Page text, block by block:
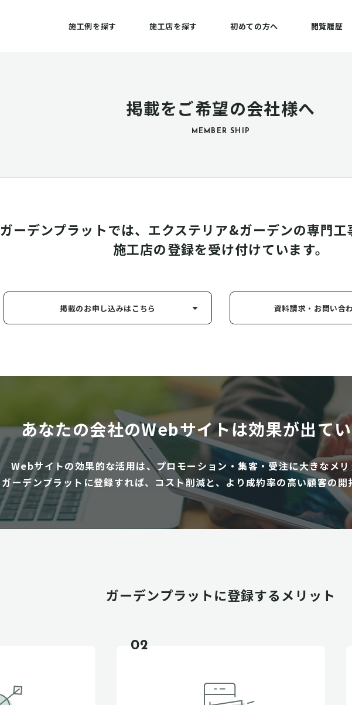
施工例を探す 施工店を探す 初めての方へ 閲覧履歴
掲載をご希望の会社様へ
MEMBER SHIP
ガーデンプラットでは、エクステリア&ガーデンの専門工
施工店の登録を受け付けています。
掲載のお申し込みはこちら 資料請求・お問い合
あなたの会社のWebサイトは効果が出て
Webサイトの効果的な活用は、プロモーション・集客・受注に大きなメ
ガーデンプラットに登録すれば、コスト削減と、より成約率の高い顧客の開
ガーデンプラットに登録するメリット
02